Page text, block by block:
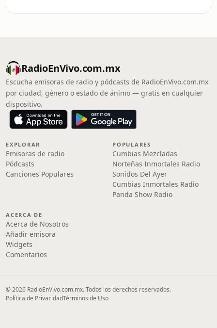
RadioEnVivo.com.mx
Escucha emisoras de radio y pódcasts de RadioEnVivo.com.mx
por ciudad, género o estado de ánimo — gratis en cualquier
dispositivo.
EXPLORAR
Emisoras de radio
Pódcasts
Canciones Populares
POPULARES
Cumbias Mezcladas
Norteñas Inmortales Radio
Sonidos Del Ayer
Cumbias Inmortales Radio
Panda Show Radio
ACERCA DE
Acerca de Nosotros
Añadir emisora
Widgets
Comentarios
© 2026 RadioEnVivo.com.mx. Todos los derechos reservados.
Política de PrivacidadTérminos de Uso